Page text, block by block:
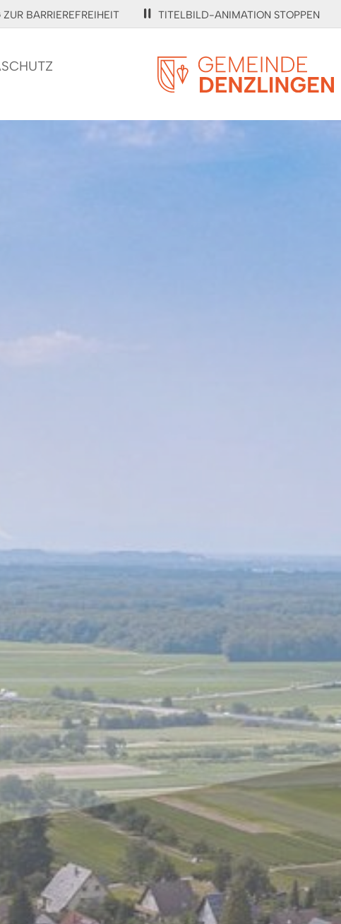
ZUR BARRIEREFREIHEIT TITELBILD-ANIMATION STOPPEN